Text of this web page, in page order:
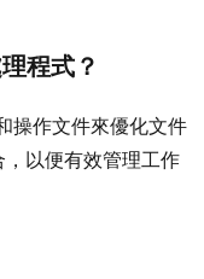
程式？
操作文件來優化文件
以便有效管理工作